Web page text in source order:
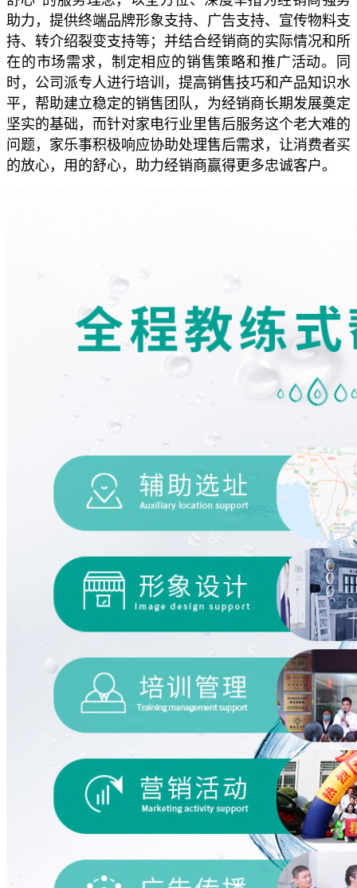
助力，提供终端品牌形象支持、广告支持、宣传物料支
持、转介绍裂变支持等；并结合经销商的实际情况和所
在的市场需求，制定相应的销售策略和推广活动。同
时，公司派专人进行培训，提高销售技巧和产品知识水
平，帮助建立稳定的销售团队，为经销商长期发展奠定
坚实的基础，而针对家电行业里售后服务这个老大难的
问题，家乐事积极响应协助处理售后需求，让消费者买
的放心，用的舒心，助力经销商赢得更多忠诚客户。